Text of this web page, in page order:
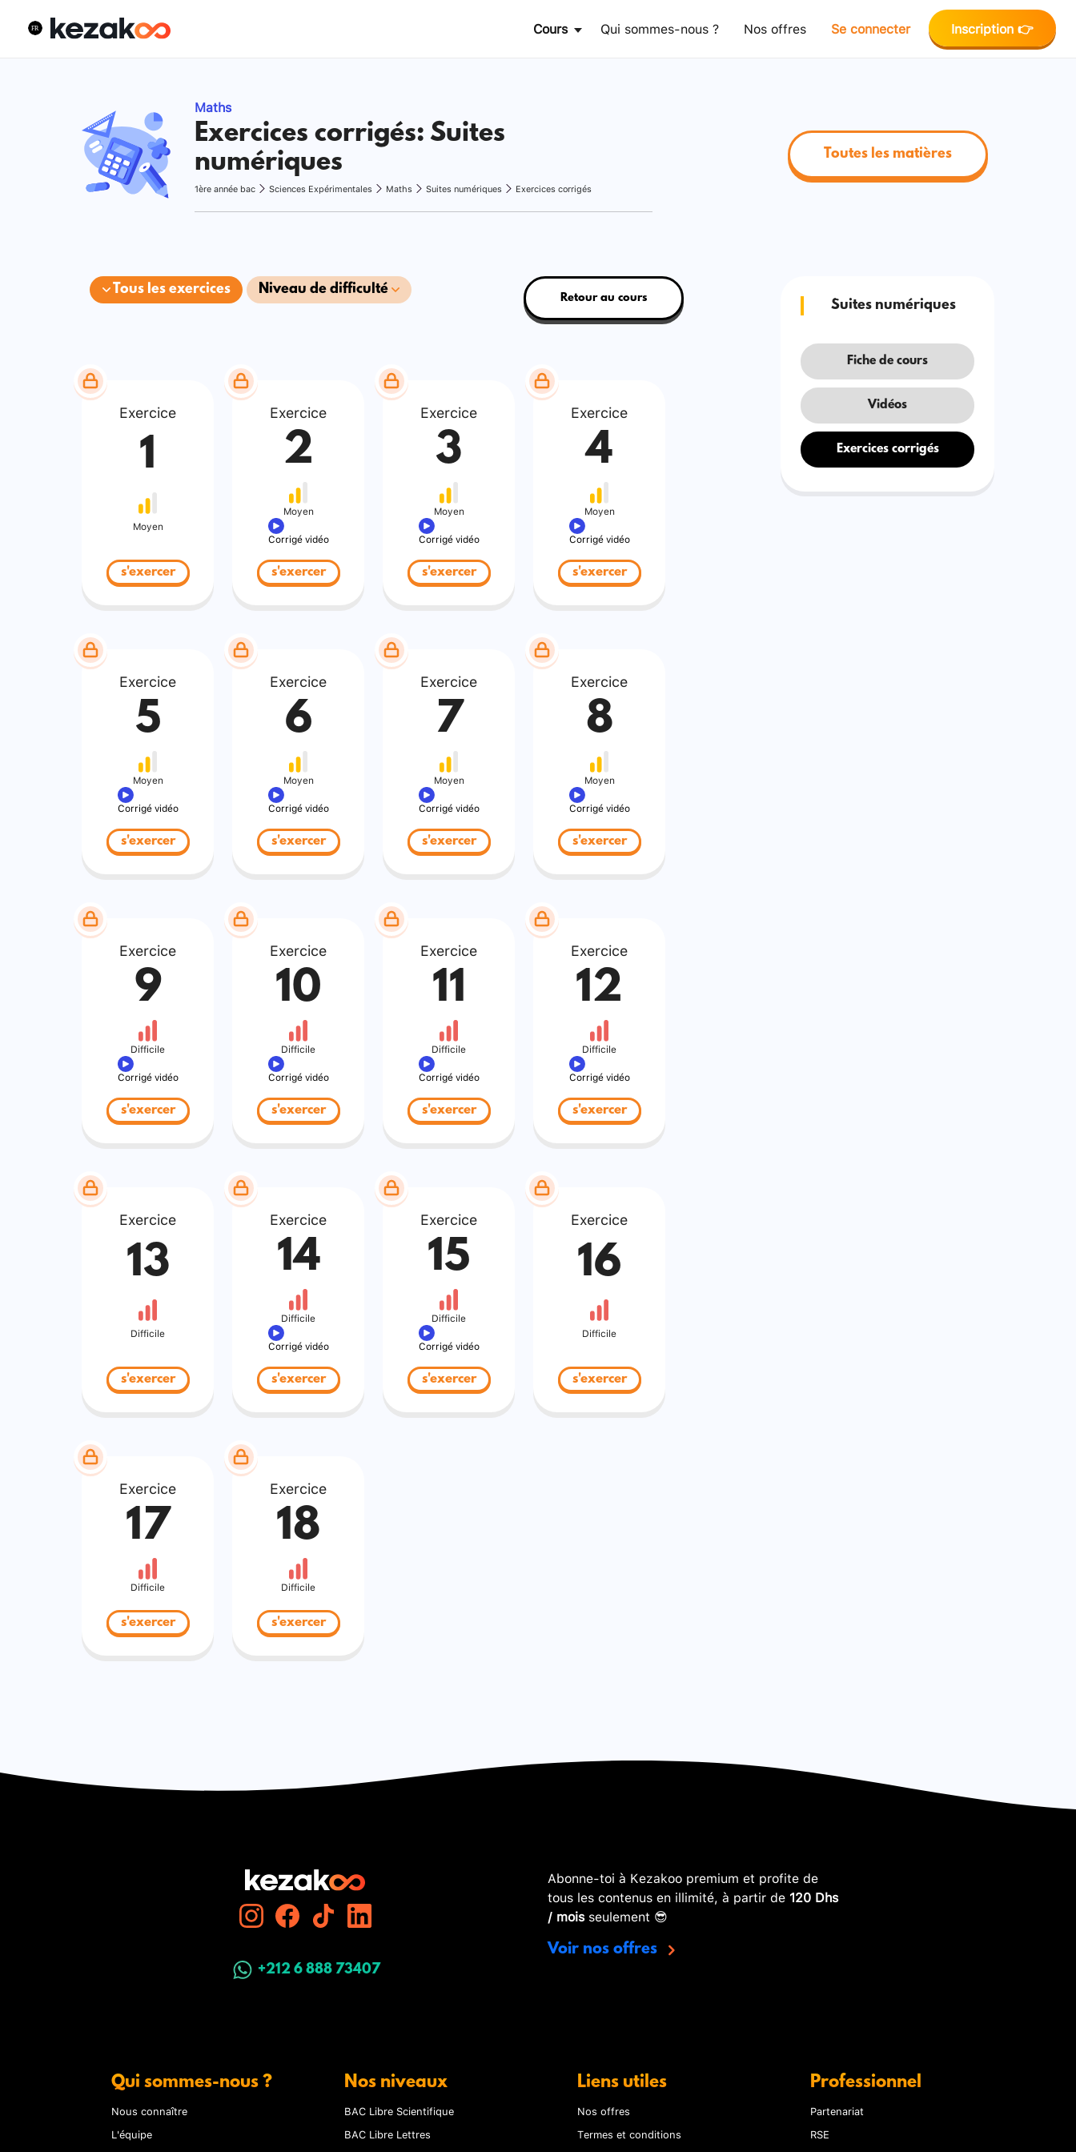
Cours Qui sommes-nous ? Nos offres Se connecter Inscription 👉
Maths
Exercices corrigés: Suites
numériques
1ère année bac Sciences Expérimentales Maths Suites numériques Exercices corrigés
Toutes les matières
Tous les exercices Niveau de difficulté
Retour au cours
Exercice
1
Moyen
s'exercer
Exercice
2
Moyen
Corrigé vidéo
s'exercer
Exercice
3
Moyen
Corrigé vidéo
s'exercer
Exercice
4
Moyen
Corrigé vidéo
s'exercer
Exercice
5
Moyen
Corrigé vidéo
s'exercer
Exercice
6
Moyen
Corrigé vidéo
s'exercer
Exercice
7
Moyen
Corrigé vidéo
s'exercer
Exercice
8
Moyen
Corrigé vidéo
s'exercer
Exercice
9
Difficile
Corrigé vidéo
s'exercer
Exercice
10
Difficile
Corrigé vidéo
s'exercer
Exercice
11
Difficile
Corrigé vidéo
s'exercer
Exercice
12
Difficile
Corrigé vidéo
s'exercer
Exercice
13
Difficile
s'exercer
Exercice
14
Difficile
Corrigé vidéo
s'exercer
Exercice
15
Difficile
Corrigé vidéo
s'exercer
Exercice
16
Difficile
s'exercer
Exercice
17
Difficile
s'exercer
Exercice
18
Difficile
s'exercer
Suites numériques
Fiche de cours
Vidéos
Exercices corrigés
+212 6 888 73407
Abonne-toi à Kezakoo premium et profite de
tous les contenus en illimité, à partir de 120 Dhs
/ moisseulement 😎
Voir nos offres
Qui sommes-nous ?
Nous connaître
L'équipe
Nos niveaux
BAC Libre Scientifique
BAC Libre Lettres
Liens utiles
Nos offres
Termes et conditions
Professionnel
Partenariat
RSE